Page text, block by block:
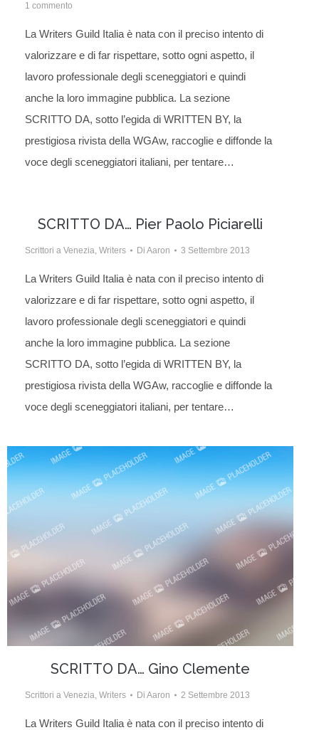
1 commento
La Writers Guild Italia è nata con il preciso intento di
valorizzare e di far rispettare, sotto ogni aspetto, il
lavoro professionale degli sceneggiatori e quindi
anche la loro immagine pubblica. La sezione
SCRITTO DA, sotto l’egida di WRITTEN BY, la
prestigiosa rivista della WGAw, raccoglie e diffonde la
voce degli sceneggiatori italiani, per tentare…
SCRITTO DA… Pier Paolo Piciarelli
Scrittori a Venezia, Writers Di Aaron 3 Settembre 2013
La Writers Guild Italia è nata con il preciso intento di
valorizzare e di far rispettare, sotto ogni aspetto, il
lavoro professionale degli sceneggiatori e quindi
anche la loro immagine pubblica. La sezione
SCRITTO DA, sotto l’egida di WRITTEN BY, la
prestigiosa rivista della WGAw, raccoglie e diffonde la
voce degli sceneggiatori italiani, per tentare…
SCRITTO DA… Gino Clemente
Scrittori a Venezia, Writers Di Aaron 2 Settembre 2013
La Writers Guild Italia è nata con il preciso intento di